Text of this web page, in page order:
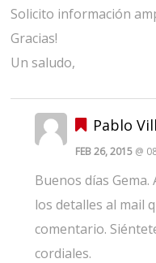
Solicito información
Gracias!
Un saludo,
Pablo
FEB 26, 2015 @
Buenos días
los detalles al mail
comentario.
cordiales.